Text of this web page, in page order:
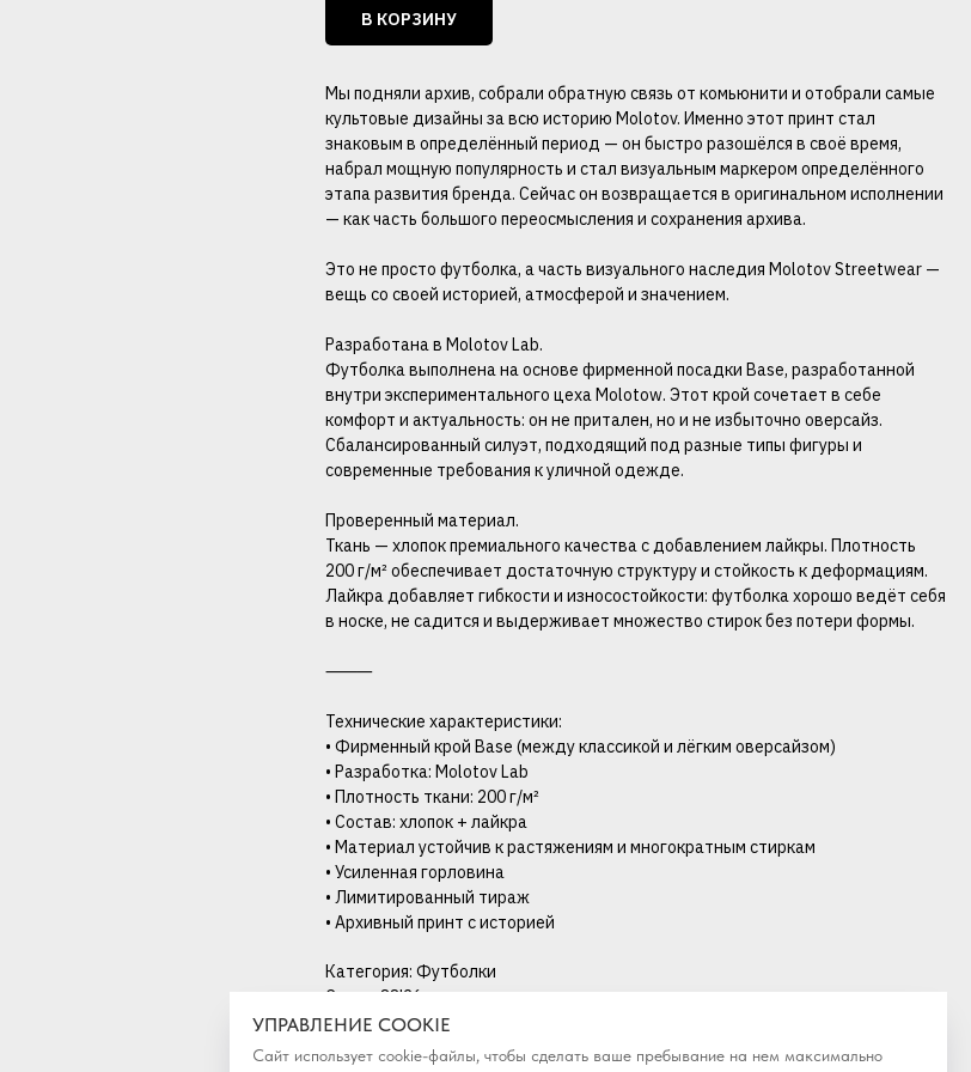
В КОРЗИНУ
Мы подняли архив, собрали обратную связь от комьюнити и отобрали самые
культовые дизайны за всю историю Molotov. Именно этот принт стал
знаковым в определённый период — он быстро разошёлся в своё время,
набрал мощную популярность и стал визуальным маркером определённого
этапа развития бренда. Сейчас он возвращается в оригинальном исполнении
— как часть большого переосмысления и сохранения архива.
Это не просто футболка, а часть визуального наследия Molotov Streetwear —
вещь со своей историей, атмосферой и значением.
Разработана в Molotov Lab.
Футболка выполнена на основе фирменной посадки Base, разработанной
внутри экспериментального цеха Molotow. Этот крой сочетает в себе
комфорт и актуальность: он не притален, но и не избыточно оверсайз.
Сбалансированный силуэт, подходящий под разные типы фигуры и
современные требования к уличной одежде.
Проверенный материал.
Ткань — хлопок премиального качества с добавлением лайкры. Плотность
200 г/м² обеспечивает достаточную структуру и стойкость к деформациям.
Лайкра добавляет гибкости и износостойкости: футболка хорошо ведёт себя
в носке, не садится и выдерживает множество стирок без потери формы.
⸻
Технические характеристики:
• Фирменный крой Base (между классикой и лёгким оверсайзом)
• Разработка: Molotov Lab
• Плотность ткани: 200 г/м²
• Состав: хлопок + лайкра
• Материал устойчив к растяжениям и многократным стиркам
• Усиленная горловина
• Лимитированный тираж
• Архивный принт с историей
Категория: Футболки
Сезон: SS'26
УПРАВЛЕНИЕ COOKIE
Сайт использует cookie-файлы, чтобы сделать ваше пребывание на нем максимально